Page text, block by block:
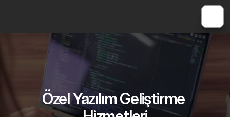
Özel Yazılım Geliştirme